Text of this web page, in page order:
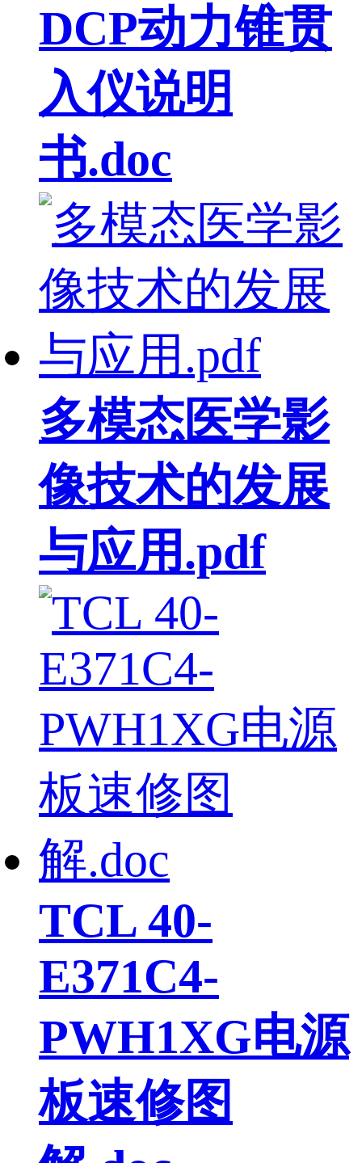
DCP动力锥贯
入仪说明
书.doc
多模态医学影
像技术的发展
与应用.pdf
TCL 40-
E371C4-
PWH1XG电源
板速修图